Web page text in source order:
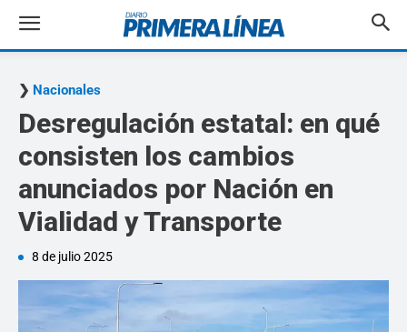
Nacionales
Desregulación estatal: en qué
consisten los cambios
anunciados por Nación en
Vialidad y Transporte
8 de julio 2025